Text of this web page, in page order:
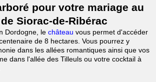
pour votre mariage au
Siorac-de-Ribérac
Dordogne, le château vous permet d'accéder
de 8 hectares. Vous pourrez y
dans les allées romantiques ainsi que vos
dans l'allée des Tilleuls ou votre cocktail à